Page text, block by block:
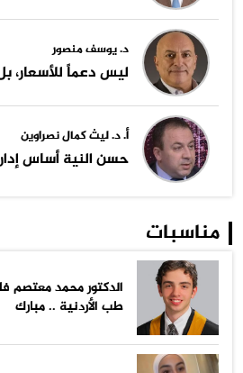
د. يوسف منصور
ليس دعماً للأسعار،
أ. د. ليث كمال نصراوين
حسن النية أساس
مناسبات
الدكتور محمد معتصم
طب الأردنية .. مبارك